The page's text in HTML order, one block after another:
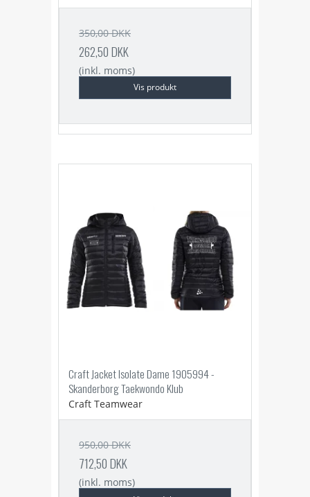
350,00 DKK
262,50 DKK
(inkl. moms)
Vis produkt
Craft Jacket Isolate Dame 1905994 -
Skanderborg Taekwondo Klub
Craft Teamwear
950,00 DKK
712,50 DKK
(inkl. moms)